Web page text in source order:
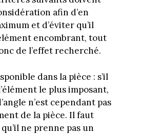
afin d’en
et d’éviter qu’il
encombrant, tout
de l’effet recherché.
dans la pièce : s’il
le plus imposant,
n’est cependant pas
de la pièce. Il faut
ne prenne pas un